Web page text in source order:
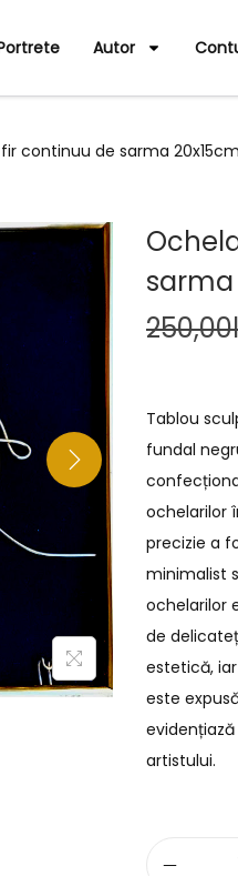
Autor
continuu de sarma 20x15cm
sarma
250,00
Tablou
fundal
ochelarilor
precizie a
minimalist
ochelarilor
de
estetică,
este
artistului.